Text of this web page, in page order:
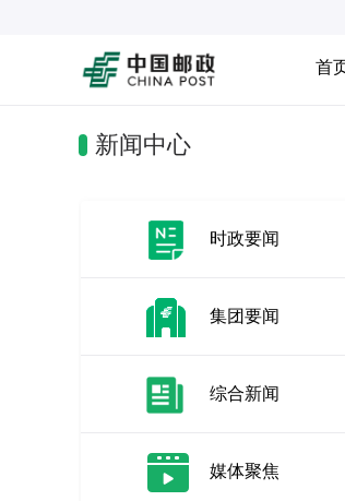
首
新闻中心
时政要闻
集团要闻
综合新闻
媒体聚焦